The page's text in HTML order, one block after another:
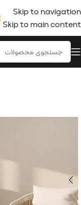
Skip to navigation
Skip to main content